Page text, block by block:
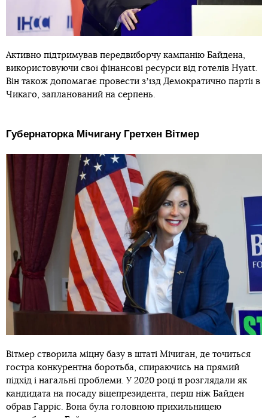
Активно підтримував передвиборчу кампанію Байдена,
використовуючи свої фінансові ресурси від готелів Hyatt.
Він також допомагає провести зʼїзд Демократично партії в
Чикаго, запланований на серпень.
Губернаторка Мічигану Гретхен Вітмер
Вітмер створила міцну базу в штаті Мічиган, де точиться
гостра конкурентна боротьба, спираючись на прямий
підхід і нагальні проблеми. У 2020 році її розглядали як
кандидата на посаду віцепрезидента, перш ніж Байден
обрав Гарріс. Вона була головною прихильницею